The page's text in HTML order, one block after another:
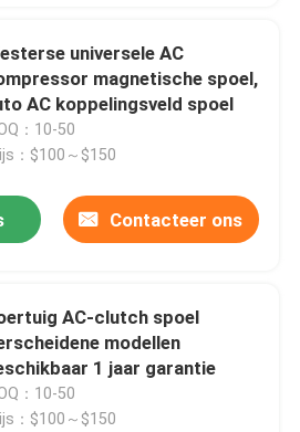
universele AC
magnetische spoel,
AC koppelingsveld spoel
：10-50
：$100～$150
Contacteer ons
AC-clutch spoel
modellen
1 jaar garantie
：10-50
：$100～$150